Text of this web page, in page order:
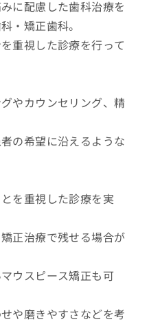
に配慮した歯科治療を
・矯正歯科。
重視した診療を行って
やカウンセリング、精
の希望に沿えるような
を重視した診療を実
正治療で残せる場合が
ウスピース矯正も可
や磨きやすさなどを考